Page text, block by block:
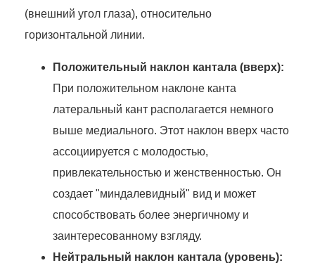
(внешний угол глаза), относительно
горизонтальной линии.
Положительный наклон кантала (вверх):
При положительном наклоне канта
латеральный кант располагается немного
выше медиального. Этот наклон вверх часто
ассоциируется с молодостью,
привлекательностью и женственностью. Он
создает "миндалевидный" вид и может
способствовать более энергичному и
заинтересованному взгляду.
Нейтральный наклон кантала (уровень):